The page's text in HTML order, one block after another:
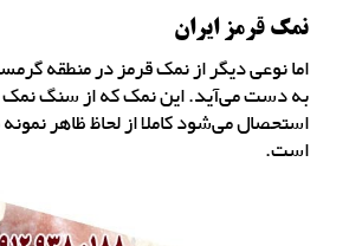
نمک قرمز ایران
اما نوعی دیگر از نمک قرمز در منطقه
به دست می‌آید. این نمک که از سنگ نمک
استحصال می‌شود کاملا از لحاظ ظاهر
است.